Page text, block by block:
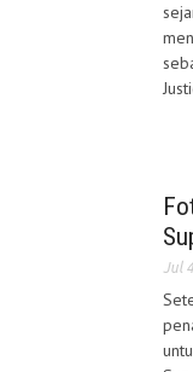
Jul